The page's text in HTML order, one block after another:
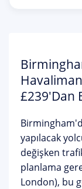
£239'dan
yapılacak
değişken
planlama
London), bu